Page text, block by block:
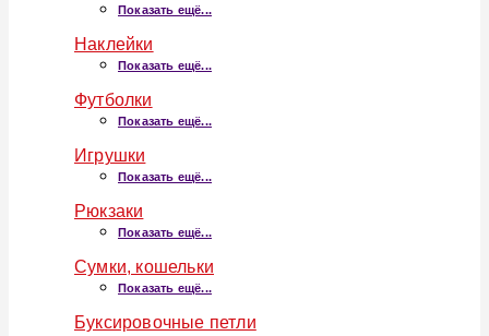
Показать ещё...
Наклейки
Показать ещё...
Футболки
Показать ещё...
Игрушки
Показать ещё...
Рюкзаки
Показать ещё...
Сумки, кошельки
Показать ещё...
Буксировочные петли